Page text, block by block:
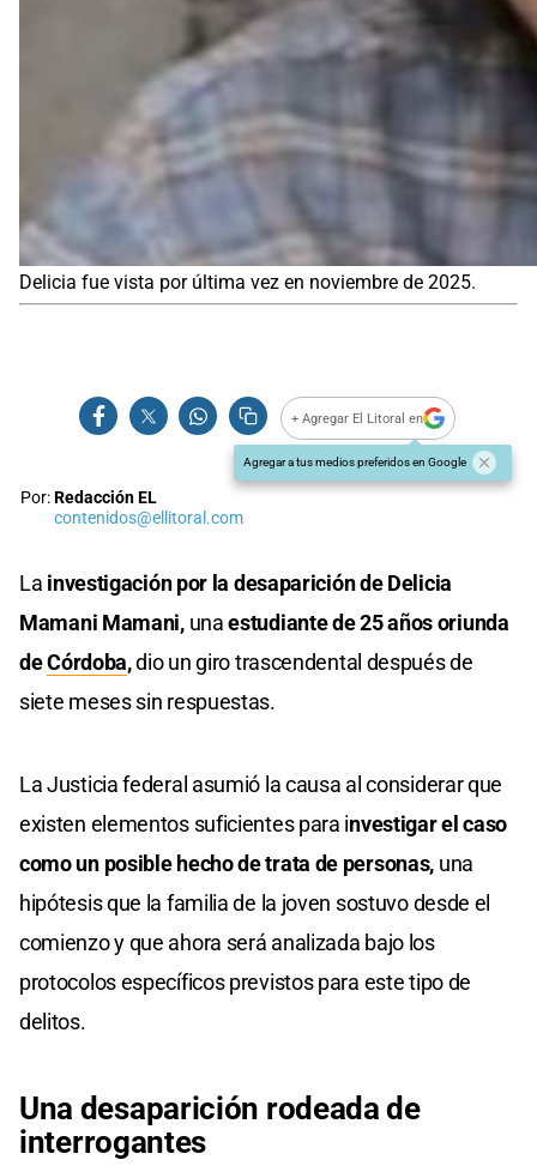
Delicia fue vista por última vez en noviembre de 2025.
+ Agregar El Litoral en
Agregar a tus medios preferidos en Google
Por:Redacción EL
contenidos@ellitoral.com
La investigación por la desaparición de Delicia
Mamani Mamani,unaestudiante de 25 años oriunda
deCórdoba,dio un giro trascendental después de
siete meses sin respuestas.
La Justicia federal asumió la causa al considerar que
existen elementos suficientes para investigar el caso
como un posible hecho de trata de personas, una
hipótesis que la familia de la joven sostuvo desde el
comienzo y que ahora será analizada bajo los
protocolos específicos previstos para este tipo de
delitos.
Una desaparición rodeada de
interrogantes